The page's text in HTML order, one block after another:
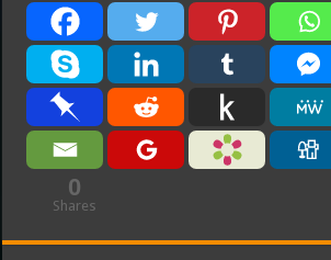
0
Shares